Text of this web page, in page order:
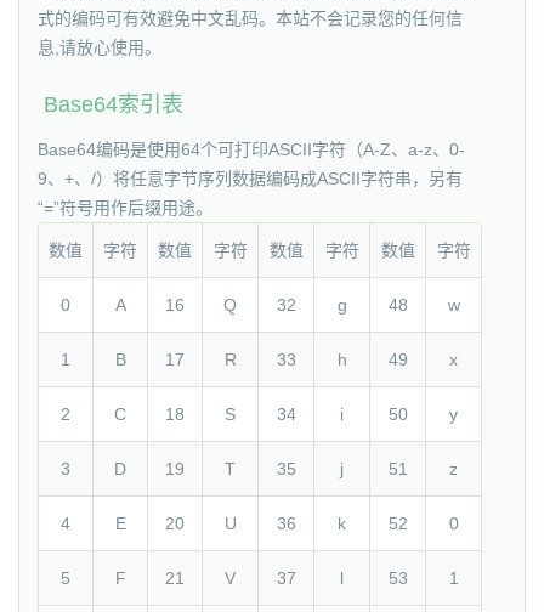
式的编码可有效避免中文乱码。本站不会记录您的任何信
息,请放心使用。
Base64索引表
Base64编码是使用64个可打印ASCII字符（A-Z、a-z、0-
9、+、/）将任意字节序列数据编码成ASCII字符串，另有
“=”符号用作后缀用途。
数值 字符 数值 字符 数值 字符 数值 字符
0 A 16 Q 32 g 48 w
1 B 17 R 33 h 49 x
2 C 18 S 34 i 50 y
3 D 19 T 35 j 51 z
4 E 20 U 36 k 52 0
5 F 21 V 37 l 53 1